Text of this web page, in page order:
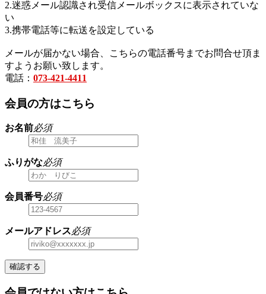
2.迷惑メール認識され受信メールボックスに表示されていな
い
3.携帯電話等に転送を設定している
メールが届かない場合、こちらの電話番号までお問合せ頂ま
すようお願い致します。
電話： 073-421-4411
会員の方はこちら
お名前必須
ふりがな必須
会員番号必須
メールアドレス必須
確認する